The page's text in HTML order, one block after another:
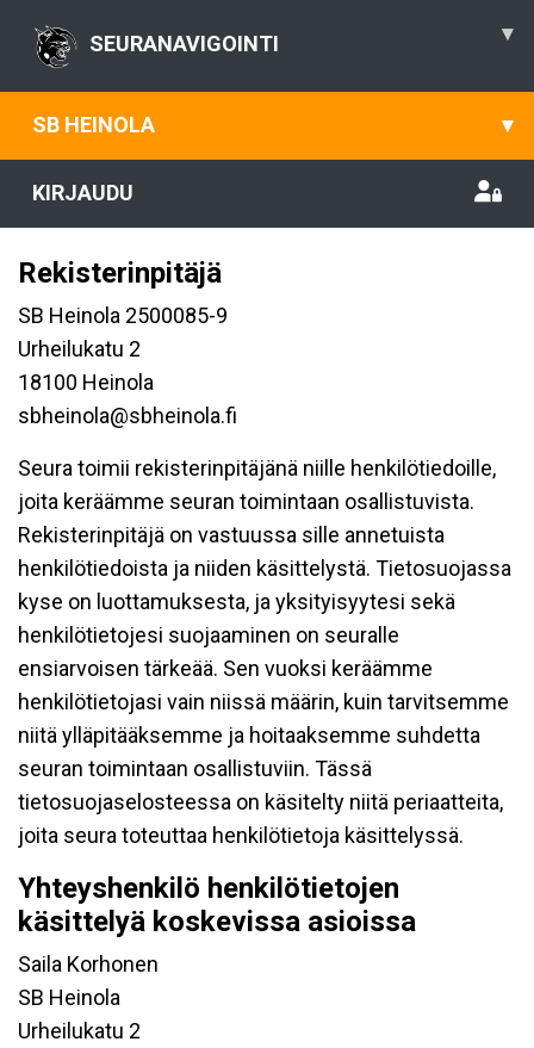
SEURANAVIGOINTI ▾
SB HEINOLA ▾
KIRJAUDU
Rekisterinpitäjä
SB Heinola 2500085-9
Urheilukatu 2
18100 Heinola
sbheinola@sbheinola.fi
Seura toimii rekisterinpitäjänä niille henkilötiedoille,
joita keräämme seuran toimintaan osallistuvista.
Rekisterinpitäjä on vastuussa sille annetuista
henkilötiedoista ja niiden käsittelystä. Tietosuojassa
kyse on luottamuksesta, ja yksityisyytesi sekä
henkilötietojesi suojaaminen on seuralle
ensiarvoisen tärkeää. Sen vuoksi keräämme
henkilötietojasi vain niissä määrin, kuin tarvitsemme
niitä ylläpitääksemme ja hoitaaksemme suhdetta
seuran toimintaan osallistuviin. Tässä
tietosuojaselosteessa on käsitelty niitä periaatteita,
joita seura toteuttaa henkilötietoja käsittelyssä.
Yhteyshenkilö henkilötietojen
käsittelyä koskevissa asioissa
Saila Korhonen
SB Heinola
Urheilukatu 2